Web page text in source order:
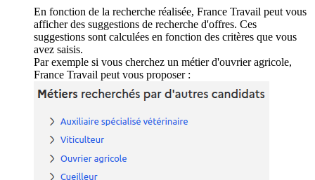
En fonction de la recherche réalisée, France Travail peut vous
afficher des suggestions de recherche d'offres. Ces
suggestions sont calculées en fonction des critères que vous
avez saisis.
Par exemple si vous cherchez un métier d'ouvrier agricole,
France Travail peut vous proposer :